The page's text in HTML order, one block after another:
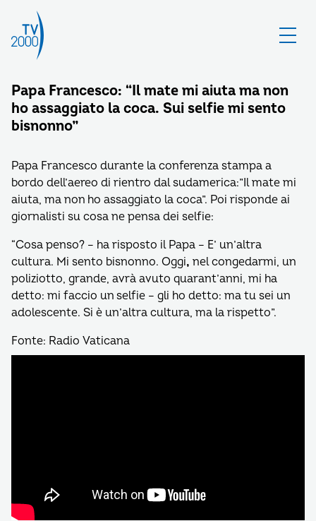
Papa Francesco: “Il mate mi aiuta ma non
ho assaggiato la coca. Sui selfie mi sento
bisnonno”
Papa Francesco durante la conferenza stampa a
bordo dell’aereo di rientro dal sudamerica:”Il mate mi
aiuta, ma non ho assaggiato la coca”. Poi risponde ai
giornalisti su cosa ne pensa dei selfie:
“Cosa penso? – ha risposto il Papa – E’ un’altra
cultura. Mi sento bisnonno. Oggi, nel congedarmi, un
poliziotto, grande, avrà avuto quarant’anni, mi ha
detto: mi faccio un selfie – gli ho detto: ma tu sei un
adolescente. Si è un’altra cultura, ma la rispetto”.
Fonte: Radio Vaticana